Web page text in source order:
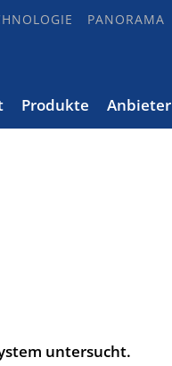
PANORAMA
Produkte Anbieter
untersucht.